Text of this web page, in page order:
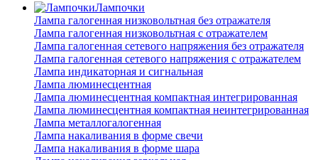
Лампочки
Лампа галогенная низковольтная без отражателя
Лампа галогенная низковольтная с отражателем
Лампа галогенная сетевого напряжения без отражателя
Лампа галогенная сетевого напряжения с отражателем
Лампа индикаторная и сигнальная
Лампа люминесцентная
Лампа люминесцентная компактная интегрированная
Лампа люминесцентная компактная неинтегрированная
Лампа металлогалогенная
Лампа накаливания в форме свечи
Лампа накаливания в форме шара